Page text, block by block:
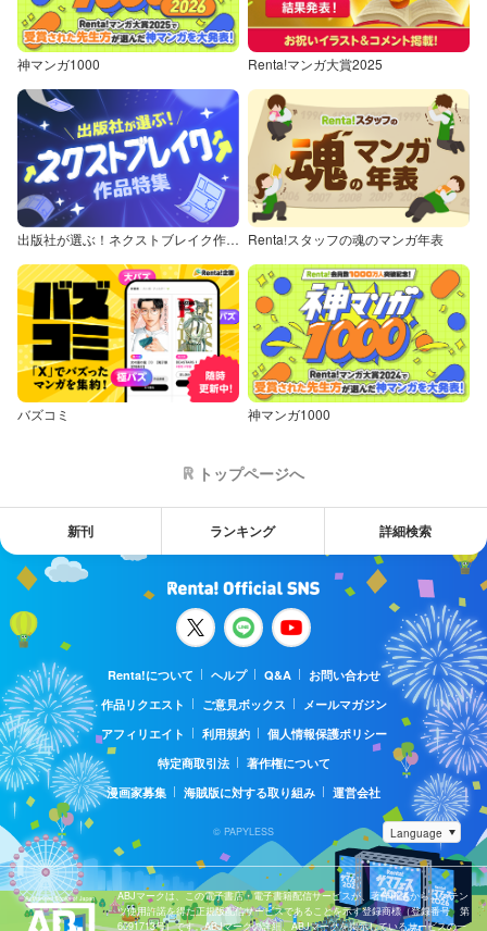
神マンガ1000 Renta!マンガ大賞2025
出版社が選ぶ！ネクストブレイク作品特集 Renta!スタッフの魂のマンガ年表
バズコミ 神マンガ1000
トップページへ
新刊 ランキング 詳細検索
Renta!について ヘルプ Q&A
お問い合わせ
作品リクエスト
ご意見ボックス
メールマガジン
アフィリエイト
利用規約
個人情報保護ポリシー
特定商取引法
著作権について
漫画家募集
海賊版に対する取り組み 運営会社
© PAPYLESS
ABJマークは、この電子書店・電子書籍配信サービスが、著作権者からコンテン
ツ使用許諾を得た正規版配信サービスであることを示す登録商標（登録番号 第
6091713号）です。ABJマークの詳細、ABJマークを掲示しているサービスの一